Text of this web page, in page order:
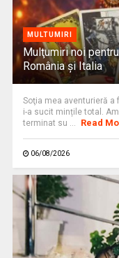
MULTUMIRI
Mulţumiri noi
România și Italia
Soţia mea aventurieră
i-a sucit mințile total.
terminat su ...
Read
06/08/2026